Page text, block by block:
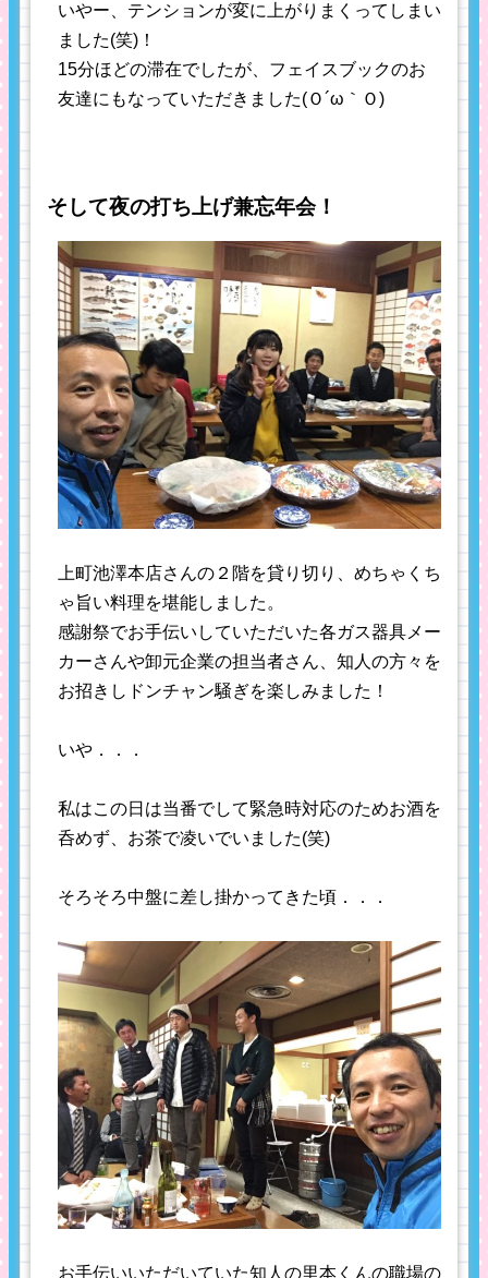
いやー、テンションが変に上がりまくってしまい
ました(笑)！
15分ほどの滞在でしたが、フェイスブックのお
友達にもなっていただきました(Ｏ´ω｀Ｏ)
そして夜の打ち上げ兼忘年会！
上町池澤本店さんの２階を貸り切り、めちゃくち
ゃ旨い料理を堪能しました。
感謝祭でお手伝いしていただいた各ガス器具メー
カーさんや卸元企業の担当者さん、知人の方々を
お招きしドンチャン騒ぎを楽しみました！
いや．．．
私はこの日は当番でして緊急時対応のためお酒を
呑めず、お茶で凌いでいました(笑)
そろそろ中盤に差し掛かってきた頃．．．
お手伝いいただいていた知人の里本くんの職場の